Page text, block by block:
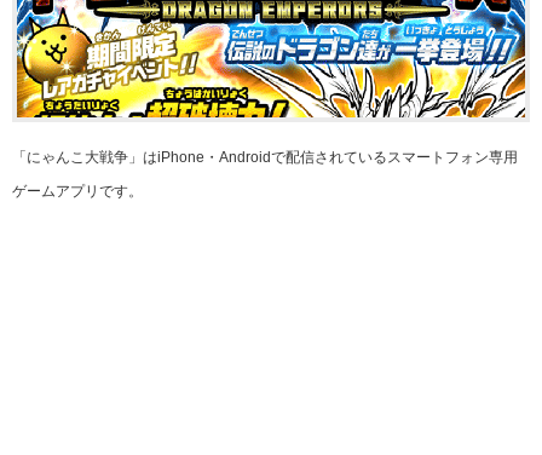
「にゃんこ大戦争」はiPhone・Androidで配信されているスマートフォン専用
ゲームアプリです。